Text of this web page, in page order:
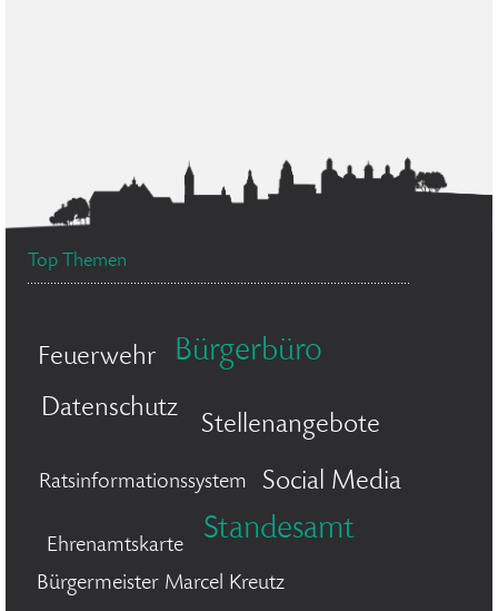
Top Themen
Feuerwehr Bürgerbüro
Datenschutz
Stellenangebote
Ratsinformationssystem Social Media
Ehrenamtskarte Standesamt
Bürgermeister Marcel Kreutz